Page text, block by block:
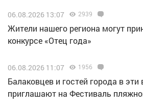
06.08.2026 13:07 2939
Жители нашего региона могут
конкурсе «Отец года»
06.08.2026 11:07 1956
Балаковцев и гостей города в
приглашают на Фестиваль